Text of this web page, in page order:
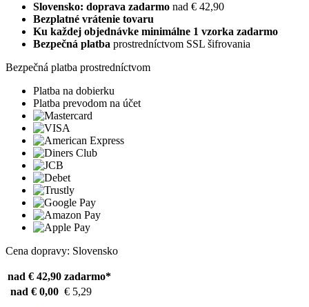
Slovensko: doprava zadarmo nad € 42,90
Bezplatné vrátenie tovaru
Ku každej objednávke minimálne 1 vzorka zadarmo
Bezpečná platba prostredníctvom SSL šifrovania
Bezpečná platba prostredníctvom
Platba na dobierku
Platba prevodom na účet
Cena dopravy: Slovensko
nad € 42,90 zadarmo*
nad € 0,00 € 5,29